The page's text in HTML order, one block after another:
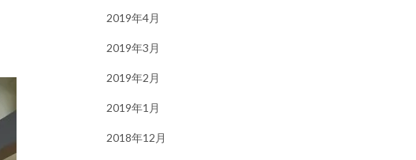
2019年4月
2019年3月
2019年2月
2019年1月
2018年12月